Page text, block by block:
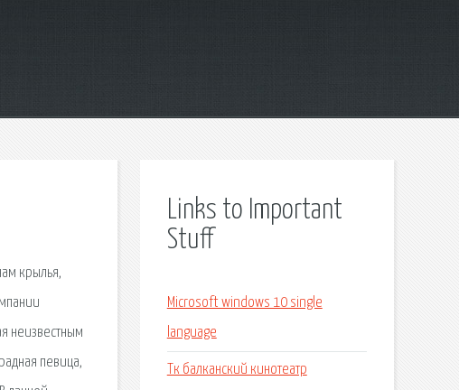
крылья,
неизвестным
певица,
Links to Important
Stuff
Microsoft windows 10 single
language
Тк балканский кинотеатр